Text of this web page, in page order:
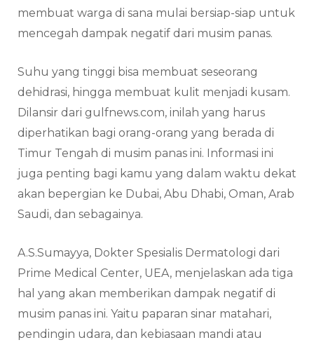
membuat warga di sana mulai bersiap-siap untuk
mencegah dampak negatif dari musim panas.
Suhu yang tinggi bisa membuat seseorang
dehidrasi, hingga membuat kulit menjadi kusam.
Dilansir dari gulfnews.com, inilah yang harus
diperhatikan bagi orang-orang yang berada di
Timur Tengah di musim panas ini. Informasi ini
juga penting bagi kamu yang dalam waktu dekat
akan bepergian ke Dubai, Abu Dhabi, Oman, Arab
Saudi, dan sebagainya.
A.S.Sumayya, Dokter Spesialis Dermatologi dari
Prime Medical Center, UEA, menjelaskan ada tiga
hal yang akan memberikan dampak negatif di
musim panas ini. Yaitu paparan sinar matahari,
pendingin udara, dan kebiasaan mandi atau